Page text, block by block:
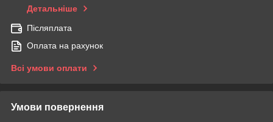
Детальніше
Післяплата
Оплата на рахунок
Всі умови оплати
Умови повернення